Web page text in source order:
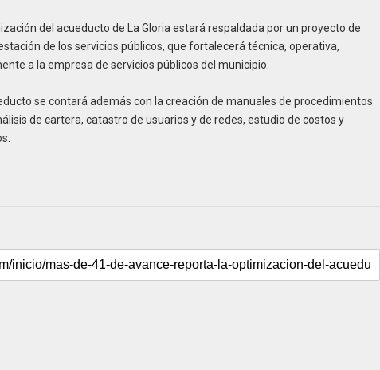
del acueducto de La Gloria estará respaldada por un proyecto de
de los servicios públicos, que fortalecerá técnica, operativa,
a la empresa de servicios públicos del municipio.
se contará además con la creación de manuales de procedimientos
de cartera, catastro de usuarios y de redes, estudio de costos y